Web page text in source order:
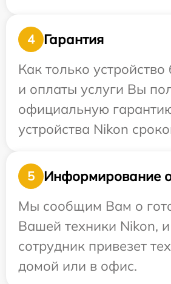
4
Гарантия
Как только устройство
и оплаты услуги Вы
официальную
устройства Nikon
5
Информирование о
Мы сообщим Вам о
Вашей техники Nikon,
сотрудник привезет
домой или в офис.